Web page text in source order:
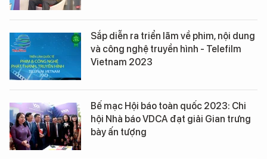
Sắp diễn ra triển lãm về phim, nội dung
và công nghệ truyền hình - Telefilm
Vietnam 2023
Bế mạc Hội báo toàn quốc 2023: Chi
hội Nhà báo VDCA đạt giải Gian trưng
bày ấn tượng